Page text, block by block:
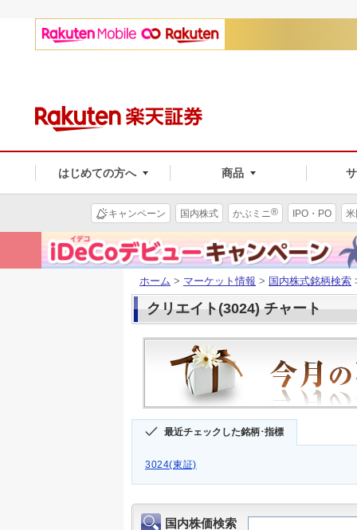
はじめての方へ 商品
キャンペーン 国内株式 かぶミニ® IPO・PO
ホーム > マーケット情報 > 国内株式銘柄検索
クリエイト(3024) チャート
最近チェックした銘柄･指標
3024(東証)